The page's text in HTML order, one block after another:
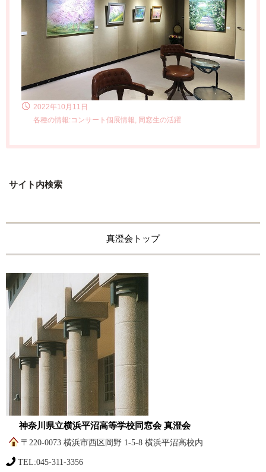
2022年10月11日
各種の情報:コンサート個展情報, 同窓生の活躍
サイト内検索
真澄会トップ
神奈川県立横浜平沼高等学校同窓会 真澄会
〒220-0073 横浜市西区岡野 1-5-8 横浜平沼高校内
TEL:045-311-3356